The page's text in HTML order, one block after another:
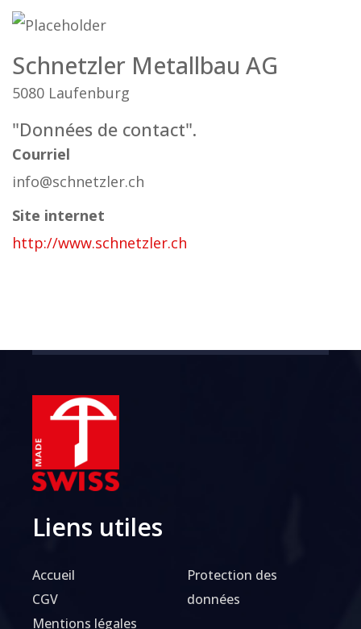
Schnetzler Metallbau AG
5080 Laufenburg
"Données de contact".
Courriel
info@schnetzler.ch
Site internet
http://www.schnetzler.ch
Liens utiles
Accueil
CGV
Mentions légales
Protection des
données